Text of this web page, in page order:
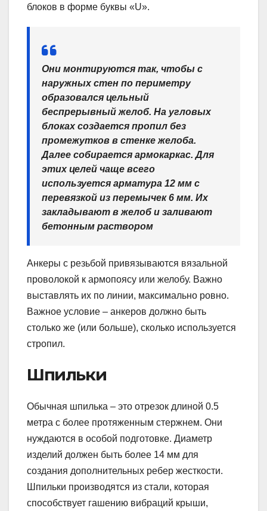
блоков в форме буквы «U».
Они монтируются так, чтобы с
наружных стен по периметру
образовался цельный
беспрерывный желоб. На угловых
блоках создается пропил без
промежутков в стенке желоба.
Далее собирается армокаркас. Для
этих целей чаще всего
используется арматура 12 мм с
перевязкой из перемычек 6 мм. Их
закладывают в желоб и заливают
бетонным раствором
Анкеры с резьбой привязываются вязальной
проволокой к армопоясу или желобу. Важно
выставлять их по линии, максимально ровно.
Важное условие – анкеров должно быть
столько же (или больше), сколько используется
стропил.
Шпильки
Обычная шпилька – это отрезок длиной 0.5
метра с более протяженным стержнем. Они
нуждаются в особой подготовке. Диаметр
изделий должен быть более 14 мм для
создания дополнительных ребер жесткости.
Шпильки производятся из стали, которая
способствует гашению вибраций крыши,